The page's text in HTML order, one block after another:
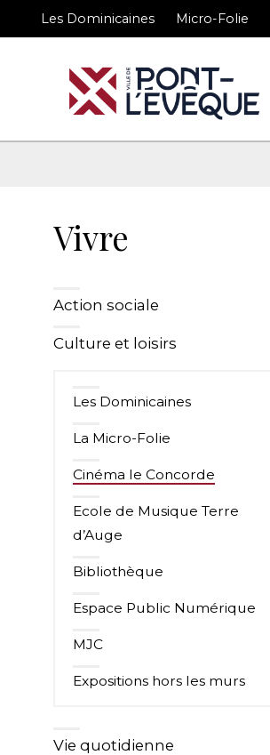
Les Dominicaines Micro-Folie
Vivre
Action sociale
Culture et loisirs
Les Dominicaines
La Micro-Folie
Cinéma le Concorde
Ecole de Musique Terre
d’Auge
Bibliothèque
Espace Public Numérique
MJC
Expositions hors les murs
Vie quotidienne